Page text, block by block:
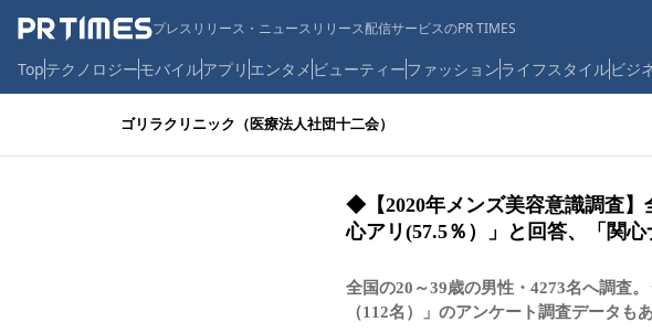
プレスリリース・ニュースリリース配信サービスのPR TIMES
Topテクノロジーモバイルアプリ エンタメ ビューティーファッションライフスタイルビジ
ゴリラクリニック（医療法人社団十二会）
◆【2020年メンズ美容意識調査】
心アリ(57.5％）」と回答、「関
全国の20～39歳の男性・4273名へ調査
（112名）」のアンケート調査データも